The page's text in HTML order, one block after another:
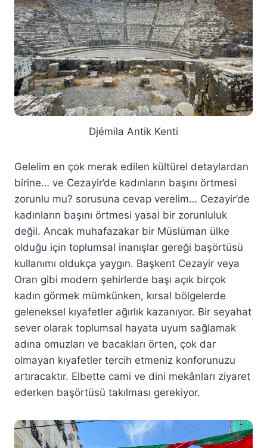
Djémila Antik Kenti
Gelelim en çok merak edilen kültürel detaylardan
birine… ve Cezayir’de kadınların başını örtmesi
zorunlu mu? sorusuna cevap verelim… Cezayir’de
kadınların başını örtmesi yasal bir zorunluluk
değil. Ancak muhafazakar bir Müslüman ülke
olduğu için toplumsal inanışlar gereği başörtüsü
kullanımı oldukça yaygın. Başkent Cezayir veya
Oran gibi modern şehirlerde başı açık birçok
kadın görmek mümkünken, kırsal bölgelerde
geleneksel kıyafetler ağırlık kazanıyor. Bir seyahat
sever olarak toplumsal hayata uyum sağlamak
adına omuzları ve bacakları örten, çok dar
olmayan kıyafetler tercih etmeniz konforunuzu
artıracaktır. Elbette cami ve dini mekânları ziyaret
ederken başörtüsü takılması gerekiyor.